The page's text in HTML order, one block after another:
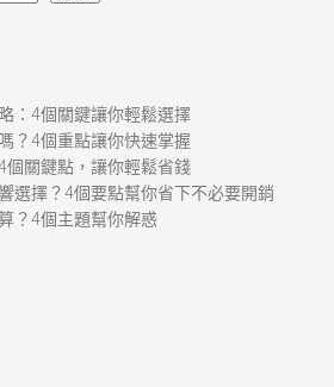
：4個關鍵讓你輕鬆選擇
？4個重點讓你快速掌握
個關鍵點，讓你輕鬆省錢
選擇？4個要點幫你省下不必要開銷
？4個主題幫你解惑